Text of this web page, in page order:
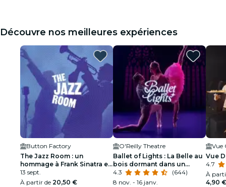
Découvre nos meilleures expériences
Button Factory
The Jazz Room : un
hommage à Frank Sinatra et
Louis Armstrong
13 sept.
À partir de 20,50 €
O'Reilly Theatre
Ballet of Lights : La Belle au
bois dormant dans un
spectacle étincelant
4.3
(644)
8 nov. - 16 janv.
Vue
Vue
4.7
À
4,90 €